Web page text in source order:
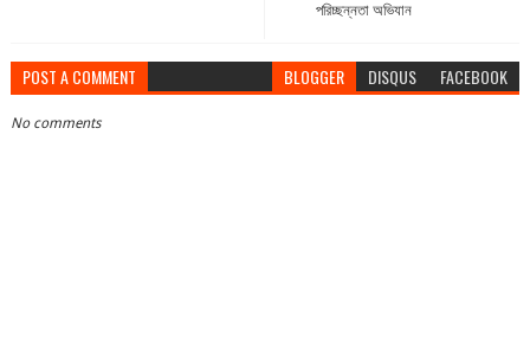
পরিচ্ছন্নতা অভিযান
POST A COMMENT BLOGGER DISQUS FACEBOOK
No comments